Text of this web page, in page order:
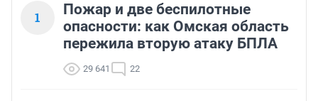
1
Пожар и две беспилотные
опасности: как Омская область
пережила вторую атаку БПЛА
29 641 22